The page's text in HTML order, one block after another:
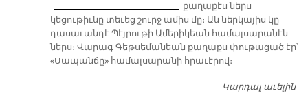
քաղաքէս ներս
կեցութիւնը տեւեց շուրջ ամիս մը։ Ան ներկայիս կը
դասաւանդէ Պէյրութի Ամերիկեան համալսարանէն
ներս։ Վարագ Գեթսեմանեան քաղաքս փութացած էր՝
«Սապանճը» համալսարանի հրաւէրով։
Կարդալ աւելին